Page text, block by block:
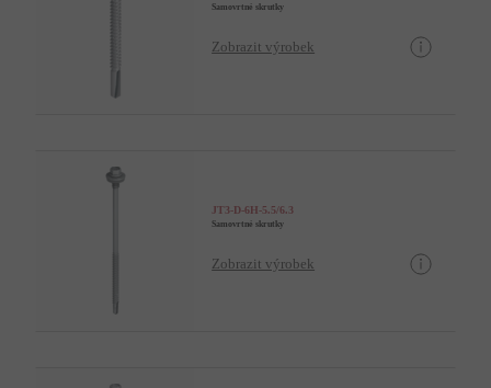
Samovrtné skrutky
Zobrazit výrobek
JT3-D-6H-5.5/6.3
Samovrtné skrutky
Zobrazit výrobek